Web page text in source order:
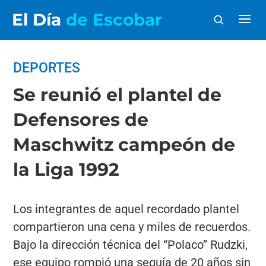
El Día de Escobar
DEPORTES
Se reunió el plantel de
Defensores de
Maschwitz campeón de
la Liga 1992
Los integrantes de aquel recordado plantel
compartieron una cena y miles de recuerdos.
Bajo la dirección técnica del “Polaco” Rudzki,
ese equipo rompió una sequía de 20 años sin